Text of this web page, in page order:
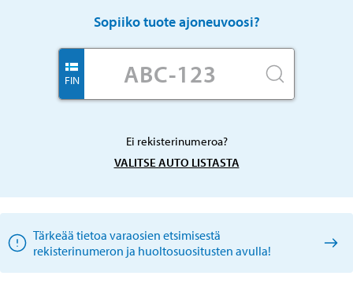
Sopiiko tuote ajoneuvoosi?
FIN
Ei rekisterinumeroa?
VALITSE AUTO LISTASTA
Tärkeää tietoa varaosien etsimisestä
rekisterinumeron ja huoltosuositusten avulla!